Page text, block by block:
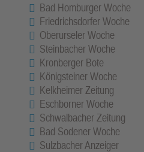
Bad Homburger Woche
Friedrichsdorfer Woche
Oberurseler Woche
Steinbacher Woche
Kronberger Bote
Königsteiner Woche
Kelkheimer Zeitung
Eschborner Woche
Schwalbacher Zeitung
Bad Sodener Woche
Sulzbacher Anzeiger